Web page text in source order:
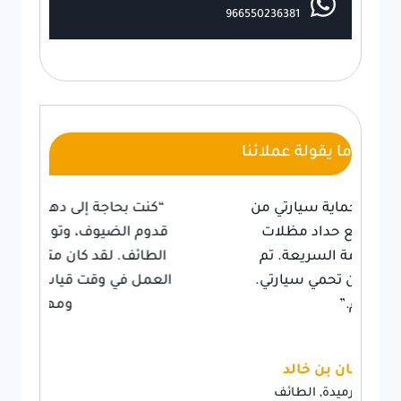
966550236381
ما يقولة عملائنا
“كنت بحاجة إلى دهان منزلي بسرعة قبل
قدوم الضيوف، وتواصلت مع عامل دهان
الطائف. لقد كان متعاون للغاية وتم أنجز
العمل في وقت قياسي. شكراً على سرعته